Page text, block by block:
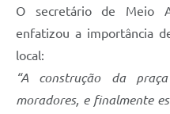
O secretário de Meio
enfatizou a importância
local:
“A construção da
moradores, e finalmente